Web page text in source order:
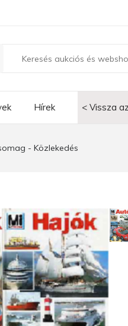
Hírek < Vissza
- Közlekedés